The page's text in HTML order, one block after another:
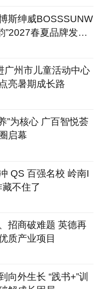
斯绅威BOSSSUNW
”2027春夏品牌发布
广州市儿童活动中心
亮暑期成长路
”为核心 广百智悦荟
启幕
QS 百强名校 岭南I
不住了
招商破难题 英德再
质产业项目
向外生长 “践书+”训